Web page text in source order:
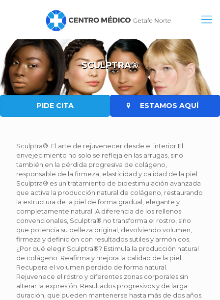
SCULPTRA®
PIDE CITA ESTAMOS AQUÍ
Sculptra®: El arte de rejuvenecer desde el interior El
envejecimiento no solo se refleja en las arrugas, sino
también en la pérdida progresiva de colágeno,
responsable de la firmeza, elasticidad y calidad de la piel.
Sculptra® es un tratamiento de bioestimulación avanzada
que activa la producción natural de colágeno, restaurando
la estructura de la piel de forma gradual, elegante y
completamente natural. A diferencia de los rellenos
convencionales, Sculptra® no transforma el rostro, sino
que potencia su belleza original, devolviendo volumen,
firmeza y definición con resultados sutiles y armónicos.
¿Por qué elegir Sculptra®? Estimula la producción natural
de colágeno. Reafirma y mejora la calidad de la piel.
Recupera el volumen perdido de forma natural.
Rejuvenece el rostro y diferentes zonas corporales sin
alterar la expresión. Resultados progresivos y de larga
duración, que pueden mantenerse hasta más de dos años.